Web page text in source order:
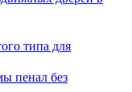
типа для
пенал без